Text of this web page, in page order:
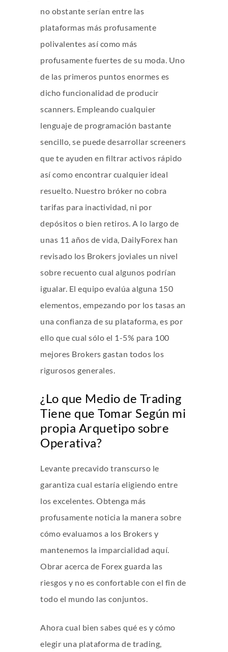
no obstante serían entre las
plataformas más profusamente
polivalentes así­ como más
profusamente fuertes de su moda. Uno
de las primeros puntos enormes es
dicho funcionalidad de producir
scanners. Empleando cualquier
lenguaje de programación bastante
sencillo, se puede desarrollar screeners
que te ayuden en filtrar activos rápido
así­ como encontrar cualquier ideal
resuelto. Nuestro bróker no cobra
tarifas para inactividad, ni por
depósitos o bien retiros. A lo largo de
unas 11 años de vida, DailyForex han
revisado los Brokers joviales un nivel
sobre recuento cual algunos podrían
igualar. El equipo evalúa alguna 150
elementos, empezando por los tasas an
una confianza de su plataforma, es por
ello que cual sólo el 1-5% para 100
mejores Brokers gastan todos los
rigurosos generales.
¿Lo que Medio de Trading
Tiene que Tomar Según mi
propia Arquetipo sobre
Operativa?
Levante precavido transcurso le
garantiza cual estaría eligiendo entre
los excelentes. Obtenga más
profusamente noticia la manera sobre
cómo evaluamos a los Brokers y
mantenemos la imparcialidad aquí.
Obrar acerca de Forex guarda las
riesgos y no es confortable con el fin de
todo el mundo las conjuntos.
Ahora cual bien sabes qué es y cómo
elegir una plataforma de trading,